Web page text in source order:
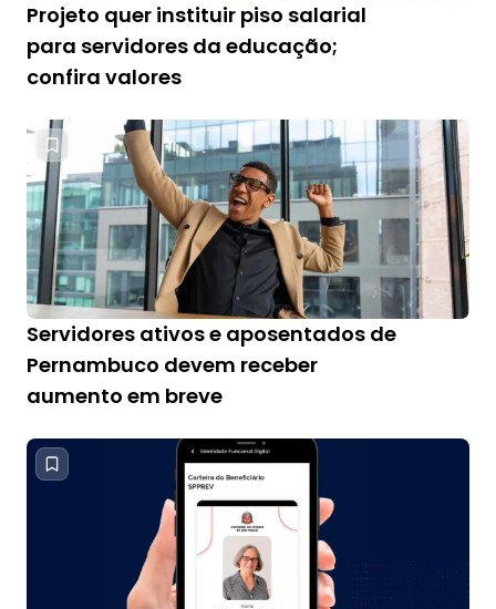
Projeto quer instituir piso salarial
para servidores da educação;
confira valores
Servidores ativos e aposentados de
Pernambuco devem receber
aumento em breve